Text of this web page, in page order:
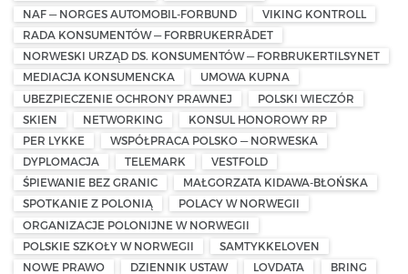
NAF — NORGES AUTOMOBIL-FORBUND
VIKING KONTROLL
RADA KONSUMENTÓW — FORBRUKERRÅDET
NORWESKI URZĄD DS. KONSUMENTÓW — FORBRUKERTILSYNET
MEDIACJA KONSUMENCKA
UMOWA KUPNA
UBEZPIECZENIE OCHRONY PRAWNEJ
POLSKI WIECZÓR
SKIEN
NETWORKING
KONSUL HONOROWY RP
PER LYKKE
WSPÓŁPRACA POLSKO — NORWESKA
DYPLOMACJA
TELEMARK
VESTFOLD
ŚPIEWANIE BEZ GRANIC
MAŁGORZATA KIDAWA-BŁOŃSKA
SPOTKANIE Z POLONIĄ
POLACY W NORWEGII
ORGANIZACJE POLONIJNE W NORWEGII
POLSKIE SZKOŁY W NORWEGII
SAMTYKKELOVEN
NOWE PRAWO
DZIENNIK USTAW LOVDATA
BRING